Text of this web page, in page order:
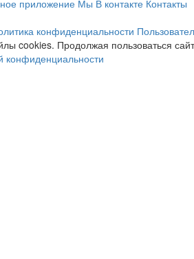
приложение Мы В контакте Контакты
конфиденциальности
cookies. Продолжая пользоваться
конфиденциальности